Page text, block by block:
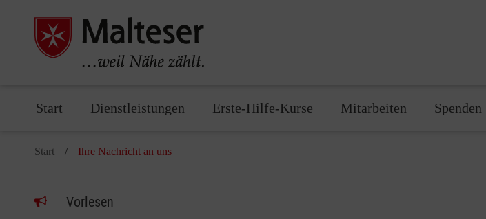
Start Dienstleistungen Erste-Hilfe-Kurse Mitarbeiten Spenden
Start Ihre Nachricht an uns
Vorlesen